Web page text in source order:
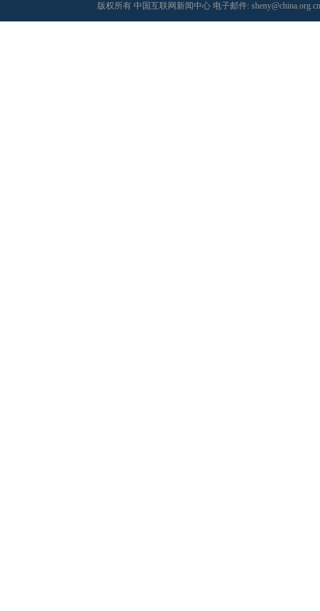
版权所有 中国互联网新闻中心 电子邮件: